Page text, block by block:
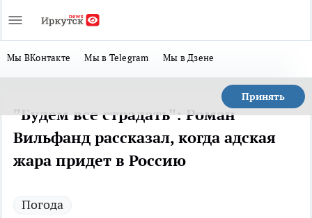
Мы ВКонтакте Мы в Telegram Мы в Дзене
Принять
"Будем все страдать": Роман
Вильфанд рассказал, когда адская
жара придет в Россию
Погода